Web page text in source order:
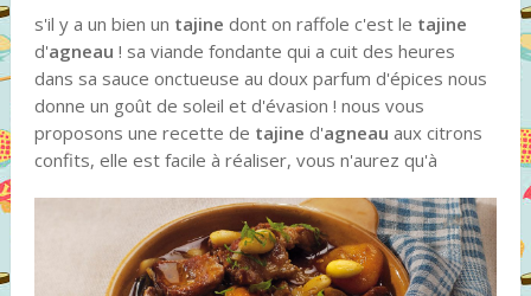
s'il y a un bien un tajine dont on raffole c'est le tajine
d'agneau ! sa viande fondante qui a cuit des heures
dans sa sauce onctueuse au doux parfum d'épices nous
donne un goût de soleil et d'évasion ! nous vous
proposons une recette de tajine d'agneau aux citrons
confits, elle est facile à réaliser, vous n'aurez qu'à